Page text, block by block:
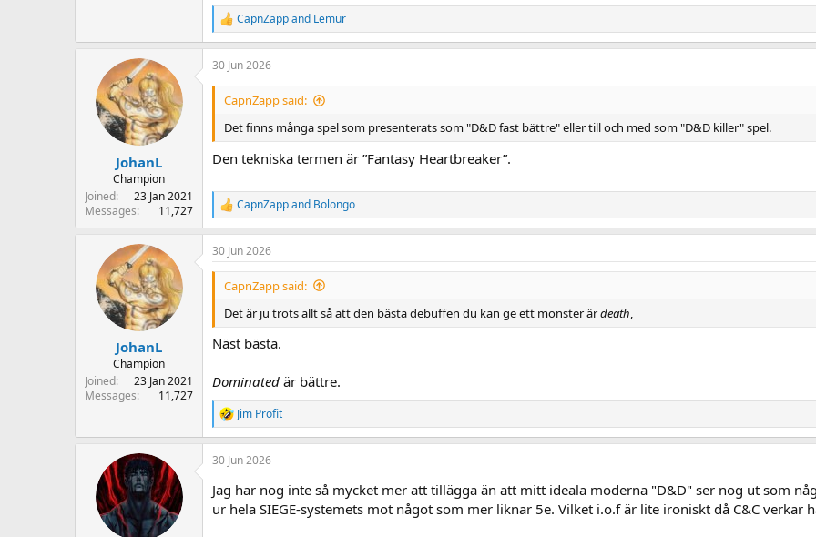
R
e
a
c
t
s
:
CapnZappand Lemur
JohanL
Champion
Joined
23 Jan 2021
Messages
11,727
30 Jun 2026
CapnZapp said:
Det finns många spel som presenterats som "D&D fast bättre" eller till och med som "D&D killer" spel.
Den tekniska termen är ”Fantasy Heartbreaker”.
R
e
a
c
t
s
:
CapnZappand Bolongo
JohanL
Champion
Joined
23 Jan 2021
Messages
11,727
30 Jun 2026
CapnZapp said:
Det är ju trots allt så att den bästa debuffen du kan ge ett monster ärdeath
Näst bästa.
Dominated är bättre.
R
e
a
c
i
o
Jim Profit
30 Jun 2026
Jag har nog inte så mycket mer att tillägga än att mitt ideala moderna "D&D" ser nog ut som
ur hela SIEGE-systemets mot något som mer liknar 5e. Vilket i.o.f är lite ironiskt då C&C verkar